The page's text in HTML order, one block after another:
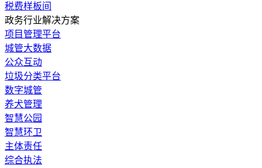
税费样板间
政务行业解决方案
​项目管理平台
城管大数据
公众互动
垃圾分类平台
数字城管
养犬管理
智慧公园
智慧环卫
主体责任
综合执法